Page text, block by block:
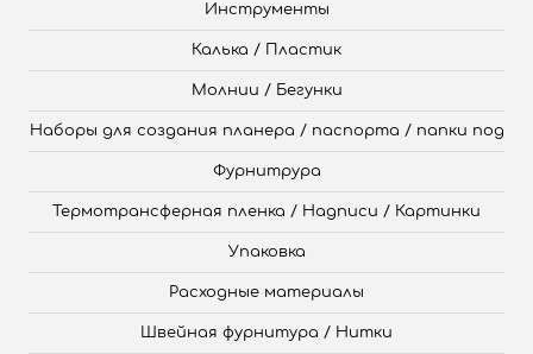
Инструменты
Калька / Пластик
Молнии / Бегунки
Наборы для создания планера / паспорта / папки под
Фурнитрура
Термотрансферная пленка / Надписи / Картинки
Упаковка
Расходные материалы
Швейная фурнитура / Нитки